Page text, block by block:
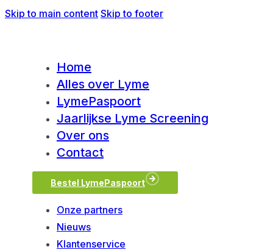
Skip to main content Skip to footer
Home
Alles over Lyme
LymePaspoort
Jaarlijkse Lyme Screening
Over ons
Contact
Bestel LymePaspoort
Onze partners
Nieuws
Klantenservice